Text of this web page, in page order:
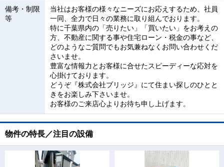
備考・制限
等
当社はお客様の様々なニーズにお応えするため、社員
一同、全力で日々の業務に取り組んでおります。
特に千葉県内の「売りたい」「買いたい」をお考えの
方、不動産に関する事や住宅ローン・税金の事など、
どのようなご質問でもお気兼ねなくお問い合わせくだ
さいませ。
豊富な情報力とお客様に合せたスピーディーな応対を
心掛けております。
どうぞ『株式会社ブリッジ』にて住まい探しのひとと
きをお楽しみ下さいませ。
お客様のご来店心よりお待ち申し上げます。
物件の特長／注目の設備